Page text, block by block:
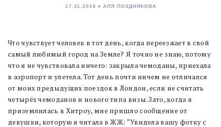
17.11.2016 АЛЯ ПОЗДНЯКОВА
Что чувствует человек в тот день, когда переезжает в свой
самый любимый город на Земле? Я точно не знаю, потому
что я не чувствовала ничего: закрыла чемоданы, приехала
в аэропорт и улетела. Тот день почти ничем не отличался
от моих предыдущих поездок в Лондон, если не считать
четырёх чемоданов и нового типа визы. Зато, когда я
приземлилась в Хитроу, мне пришло сообщение от
девушки, которую я читала в ЖЖ: “Увидела вашу фотку с